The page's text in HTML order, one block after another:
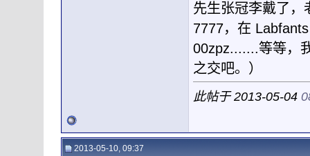
先生张冠李戴了，
7777，在
00zpz.......等等，
之交吧。）
此帖于 2013-05-04
2013-05-10, 09:37